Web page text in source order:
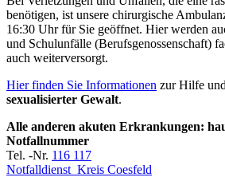
benötigen, ist unsere chirurgische
16:30 Uhr für Sie geöffnet. Hier werden
und Schulunfälle (Berufsgenossenschaft)
auch weiterversorgt.
Hier finden Sie Informationen zur Hilfe
sexualisierter Gewalt.
Alle anderen akuten Erkrankungen:
Notfallnummer
Tel. -Nr. 116 117
Notfalldienst Kreis Coesfeld